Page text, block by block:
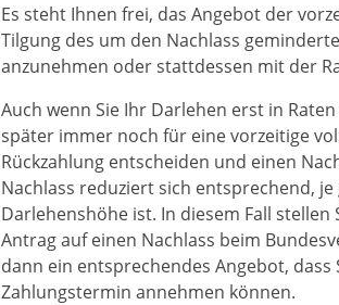
Es steht Ihnen frei, das Angebot der
Tilgung des um den Nachlass
anzunehmen oder stattdessen mit der
Auch wenn Sie Ihr Darlehen erst in
später immer noch für eine vorzeitige
Rückzahlung entscheiden und einen
Nachlass reduziert sich entsprechend,
Darlehenshöhe ist. In diesem Fall
Antrag auf einen Nachlass beim
dann ein entsprechendes Angebot, dass
Zahlungstermin annehmen können.